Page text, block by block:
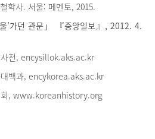
학사. 서울: 메멘토, 2015.
울’가던 관문」 『중앙일보』, 2012. 4.
사전, encysillok.aks.ac.kr
대백과, encykorea.aks.ac.kr
회, www.koreanhistory.org